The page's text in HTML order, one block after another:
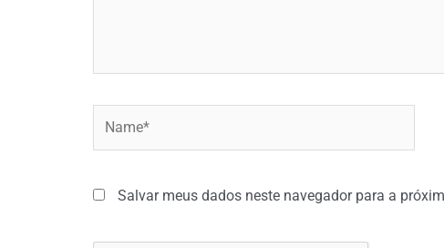
Salvar meus dados neste navegador para a